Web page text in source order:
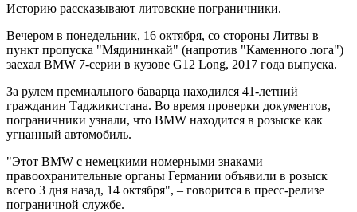
Историю рассказывают литовские пограничники.
Вечером в понедельник, 16 октября, со стороны Литвы в
пункт пропуска "Мядининкай" (напротив "Каменного лога")
заехал BMW 7-серии в кузове G12 Long, 2017 года выпуска.
За рулем премиального баварца находился 41-летний
гражданин Таджикистана. Во время проверки документов,
пограничники узнали, что BMW находится в розыске как
угнанный автомобиль.
"Этот BMW с немецкими номерными знаками
правоохранительные органы Германии объявили в розыск
всего 3 дня назад, 14 октября", – говорится в пресс-релизе
пограничной службе.